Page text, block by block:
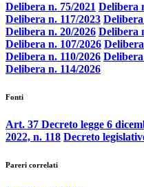
Delibera n. 75/2021 Delibera
Delibera n. 117/2023
Delibera n. 20/2026 Delibera
Delibera n. 107/2026
Delibera n. 110/2026 Delibera
Delibera n. 114/2026
Fonti
Art. 37 Decreto legge 6
2022, n. 118 Decreto
Pareri correlati